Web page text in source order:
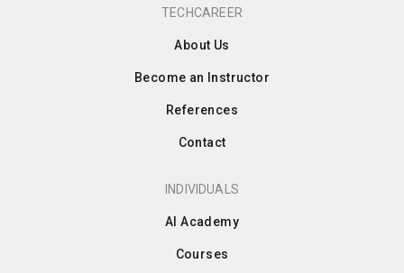
TECHCAREER
About Us
Become an Instructor
References
Contact
INDIVIDUALS
AI Academy
Courses